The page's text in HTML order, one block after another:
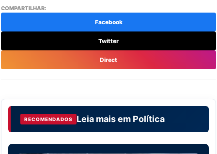
COMPARTILHAR:
Facebook
Twitter
Direct
RECOMENDADOS Leia mais em Política